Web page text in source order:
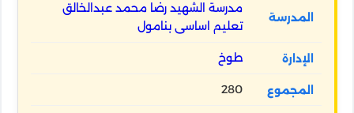
مدرسة الشهيد رضا محمد عبدالخالق
تعليم اساسى بنامول
طوخ
280